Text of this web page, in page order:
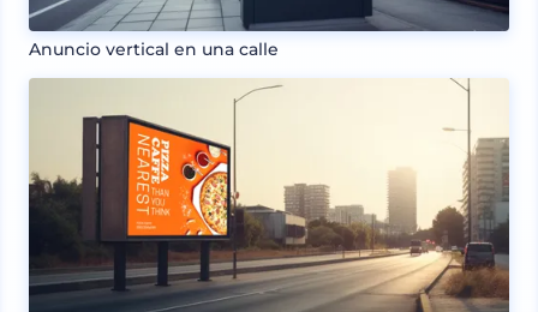
Anuncio vertical en una calle